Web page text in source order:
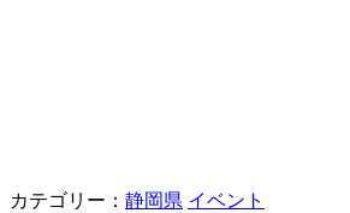
カテゴリー： 静岡県 イベント